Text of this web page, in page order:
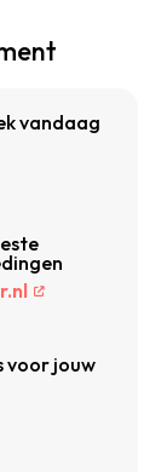
vandaag
voor jouw